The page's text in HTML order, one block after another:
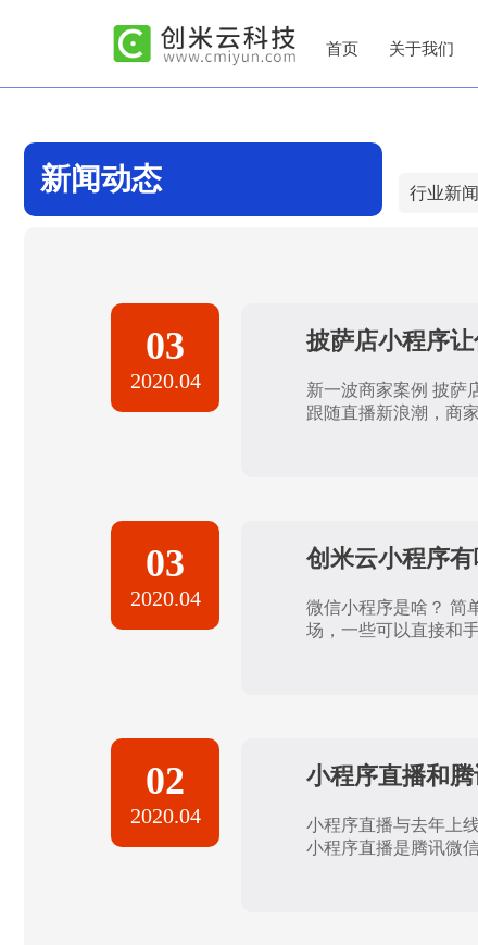
首页 关于我们
新闻动态 行业新闻
03
2020.04
披萨店小程序
新一波商家案例 披萨
跟随直播新浪潮，商
03
2020.04
创米云小程序有
微信小程序是啥？ 简
场，一些可以直接和
02
2020.04
小程序直播和腾
小程序直播与去年上
小程序直播是腾讯微